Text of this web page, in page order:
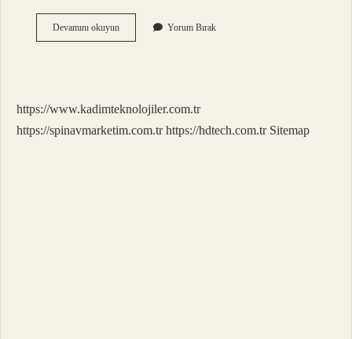
Devamını okuyunKim
Bu
Yorum Bırak
https://www.kadimteknolojiler.com.tr
https://spinavmarketim.com.tr https://hdtech.com.tr Sitemap